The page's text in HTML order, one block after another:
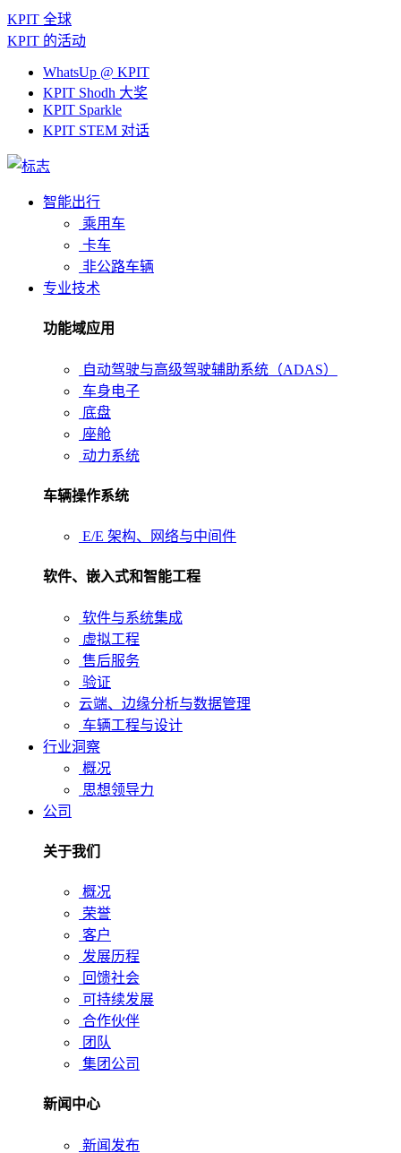
KPIT 全球
KPIT 的活动
WhatsUp @ KPIT
KPIT Shodh 大奖
KPIT Sparkle
KPIT STEM 对话
智能出行
乘用车
卡车
非公路车辆
专业技术
功能域应用
自动驾驶与高级驾驶辅助系统（ADAS）
车身电子
底盘
座舱
动力系统
车辆操作系统
E/E 架构、网络与中间件
软件、嵌入式和智能工程
软件与系统集成
虚拟工程
售后服务
验证
云端、边缘分析与数据管理
车辆工程与设计
行业洞察
概况
思想领导力
公司
关于我们
概况
荣誉
客户
发展历程
回馈社会
可持续发展
合作伙伴
团队
集团公司
新闻中心
新闻发布